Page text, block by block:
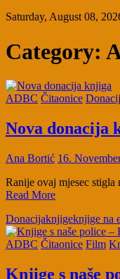
Saturday, August 08,
Category:
ADBC Čitaonice
Nova donacija
Ana Bortić 16.
Ranije ovaj mjesec
Read More
Donacijaknjigeknjige na
ADBC Čitaonice Film
Knjige s naše